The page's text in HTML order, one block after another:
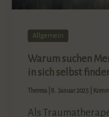
Allgemein
Warum suchen
in sich selbst
Theresa |8. Januar 2025
Als